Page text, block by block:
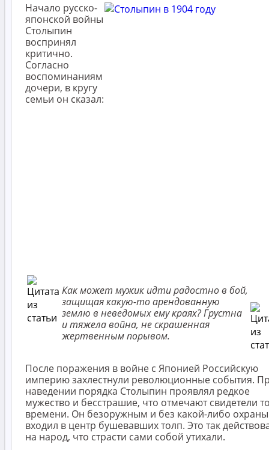
Начало русско-
японской войны
Столыпин
воспринял
критично.
Согласно
воспоминаниям
дочери, в кругу
семьи он сказал:
Как может мужик идти радостно в бой,
защищая какую-то арендованную
землю в неведомых ему краях? Грустна
и тяжела война, не скрашенная
жертвенным порывом.
После поражения в войне с Японией Российскую
империю захлестнули революционные события.
наведении порядка Столыпин проявлял редкое
мужество и бесстрашие, что отмечают свидетели
времени. Он безоружным и без какой-либо охраны
входил в центр бушевавших толп. Это так
на народ, что страсти сами собой утихали.